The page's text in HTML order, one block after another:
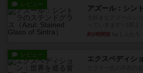
レビュー アズール：シン
約3時間前
レビュー エクスペディシ